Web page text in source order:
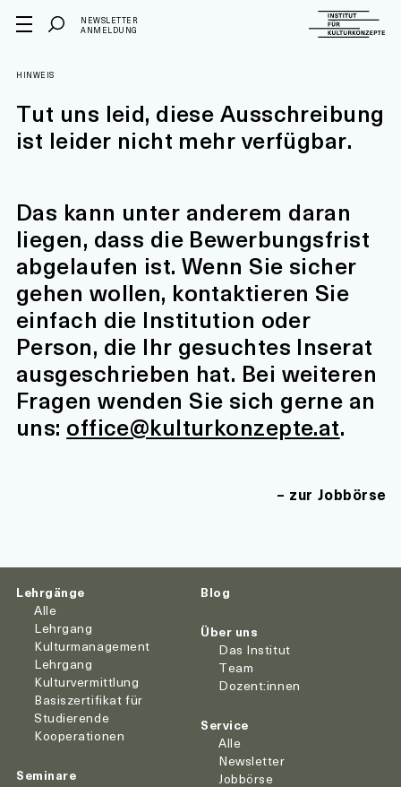
NEWSLETTER
ANMELDUNG
HINWEIS
Tut uns leid, diese Ausschreibung
ist leider nicht mehr verfügbar.
Das kann unter anderem daran
liegen, dass die Bewerbungsfrist
abgelaufen ist. Wenn Sie sicher
gehen wollen, kontaktieren Sie
einfach die Institution oder
Person, die Ihr gesuchtes Inserat
ausgeschrieben hat. Bei weiteren
Fragen wenden Sie sich gerne an
uns: office@kulturkonzepte.at.
zur Jobbörse
Lehrgänge
Alle
Lehrgang
Kulturmanagement
Lehrgang
Kulturvermittlung
Basiszertifikat für
Studierende
Kooperationen
Seminare
Blog
Über uns
Das Institut
Team
Dozent:innen
Service
Alle
Newsletter
Jobbörse